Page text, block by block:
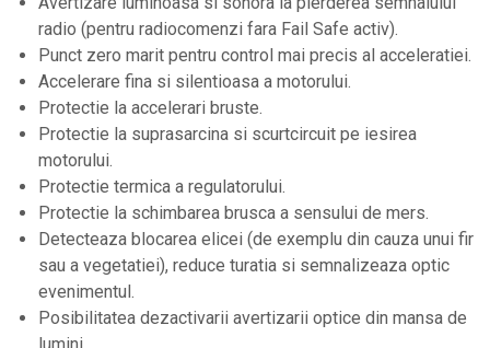
radio (pentru radiocomenzi fara Fail Safe activ).
Punct zero marit pentru control mai precis al acceleratiei.
Accelerare fina si silentioasa a motorului.
Protectie la accelerari bruste.
Protectie la suprasarcina si scurtcircuit pe iesirea
motorului.
Protectie termica a regulatorului.
Protectie la schimbarea brusca a sensului de mers.
Detecteaza blocarea elicei (de exemplu din cauza unui fir
sau a vegetatiei), reduce turatia si semnalizeaza optic
evenimentul.
Posibilitatea dezactivarii avertizarii optice din mansa de
lumini.